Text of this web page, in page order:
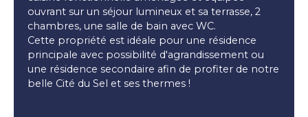
ouvrant sur un séjour lumineux et sa terrasse, 2
chambres, une salle de bain avec WC.
Cette propriété est idéale pour une résidence
principale avec possibilité d'agrandissement ou
une résidence secondaire afin de profiter de notre
belle Cité du Sel et ses thermes !